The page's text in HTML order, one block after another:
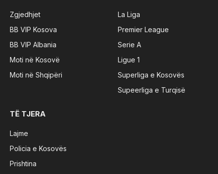
Zgjedhjet
BB VIP Kosova
BB VIP Albania
Moti në Kosovë
Moti në Shqipëri
La Liga
Premier League
Serie A
Ligue 1
Superliga e Kosovës
Supeerliga e Turqisë
TË TJERA
Lajme
Policia e Kosovës
Prishtina